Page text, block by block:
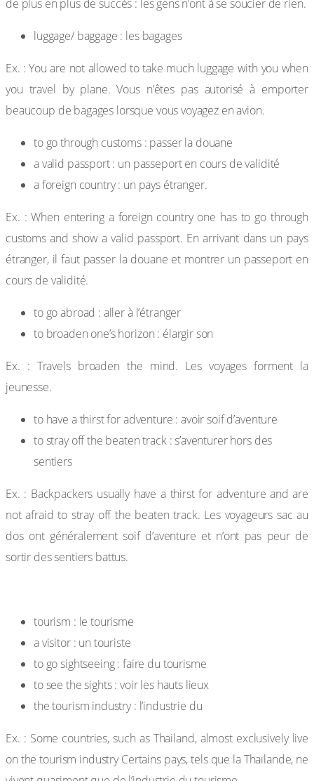
de plus en plus de succès : les gens n’ont à se soucier de rien.
luggage/ baggage : les bagages
Ex. : You are not allowed to take much luggage with you when
you travel by plane. Vous n’êtes pas autorisé à emporter
beaucoup de bagages lorsque vous voyagez en avion.
to go through customs : passer la douane
a valid passport : un passeport en cours de validité
a foreign country : un pays étranger.
Ex. : When entering a foreign country one has to go through
customs and show a valid passport. En arrivant dans un pays
étranger, il faut passer la douane et montrer un passeport en
cours de validité.
to go abroad : aller à l’étranger
to broaden one’s horizon : élargir son
Ex. : Travels broaden the mind. Les voyages forment la
jeunesse.
to have a thirst for adventure : avoir soif d’aventure
to stray off the beaten track : s’aventurer hors des
sentiers
Ex. : Backpackers usually have a thirst for adventure and are
not afraid to stray off the beaten track. Les voyageurs sac au
dos ont généralement soif d’aventure et n’ont pas peur de
sortir des sentiers battus.
tourism : le tourisme
a visitor : un touriste
to go sightseeing : faire du tourisme
to see the sights : voir les hauts lieux
the tourism industry : l’industrie du
Ex. : Some countries, such as Thailand, almost exclusively live
on the tourism industry Certains pays, tels que la Thaïlande, ne